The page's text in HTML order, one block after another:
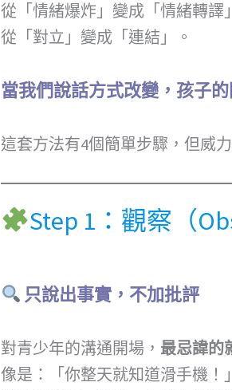
從「情緒爆炸」變成「情緒轉譯
從「對立」變成「連結」。
當我們說話方式改變，孩子
這套方法有4個簡單步驟，但威
Step 1：觀察（
只說出事實，不加批評
對青少年的溝通開場， 最忌諱的
像是：「你整天就知道滑手機！